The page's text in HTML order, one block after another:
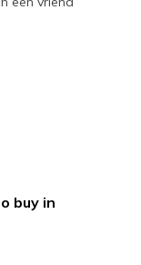
buy in